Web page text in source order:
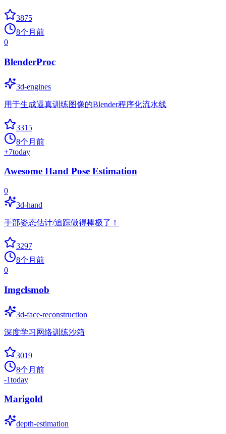
3875
8个月前
0
BlenderProc
3d-engines
用于生成逼真训练图像的Blender程序化流水线
3315
8个月前
+7today
Awesome Hand Pose Estimation
0
3d-hand
手部姿态估计/追踪做得棒极了！
3297
8个月前
0
Imgclsmob
3d-face-reconstruction
深度学习网络训练沙箱
3019
8个月前
-1today
Marigold
depth-estimation